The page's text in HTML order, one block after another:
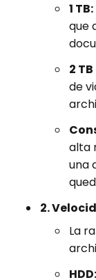
1 TB:
que
2
de
alta
una
2.
La
HDD: